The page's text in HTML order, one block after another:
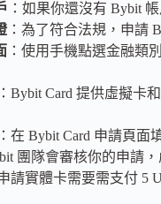
：如果你還沒有 Bybit
：為了符合法規，申請
：使用手機點選金融類
：Bybit Card 提供虛擬卡
：在 Bybit Card 申請頁
團隊會審核你的申請
請實體卡需要需支付 5